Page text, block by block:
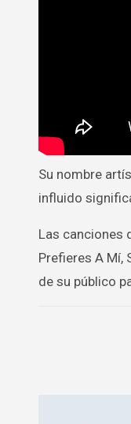
Su nombre
influido
Las canciones
Prefieres A Mí,
de su público